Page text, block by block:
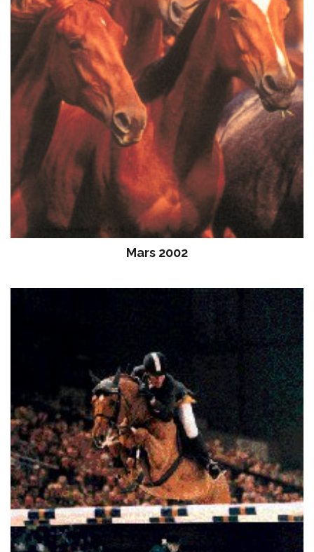
Mars 2002